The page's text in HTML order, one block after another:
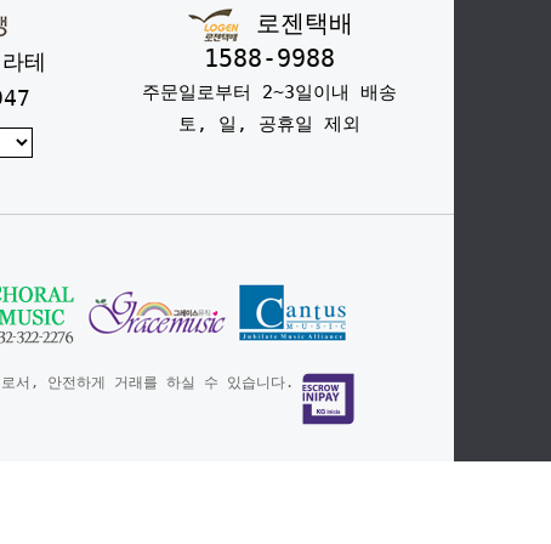
테
로젠택배
1588-9988
주문일로부터 2~3일이내 배송
토, 일, 공휴일 제외
서, 안전하게 거래를 하실 수 있습니다.